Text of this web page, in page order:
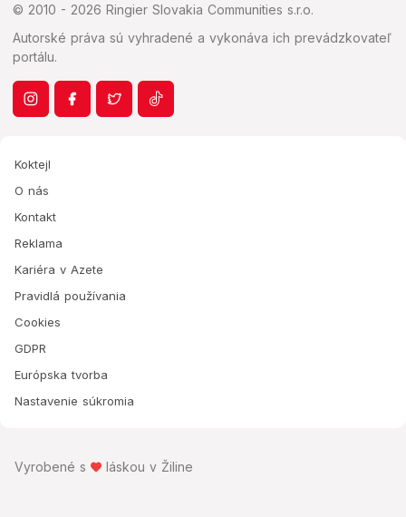
© 2010 - 2026 Ringier Slovakia Communities s.r.o.
Autorské práva sú vyhradené a vykonáva ich prevádzkovateľ
portálu.
Koktejl
O nás
Kontakt
Reklama
Kariéra v Azete
Pravidlá používania
Cookies
GDPR
Európska tvorba
Nastavenie súkromia
Vyrobené s láskou v Žiline